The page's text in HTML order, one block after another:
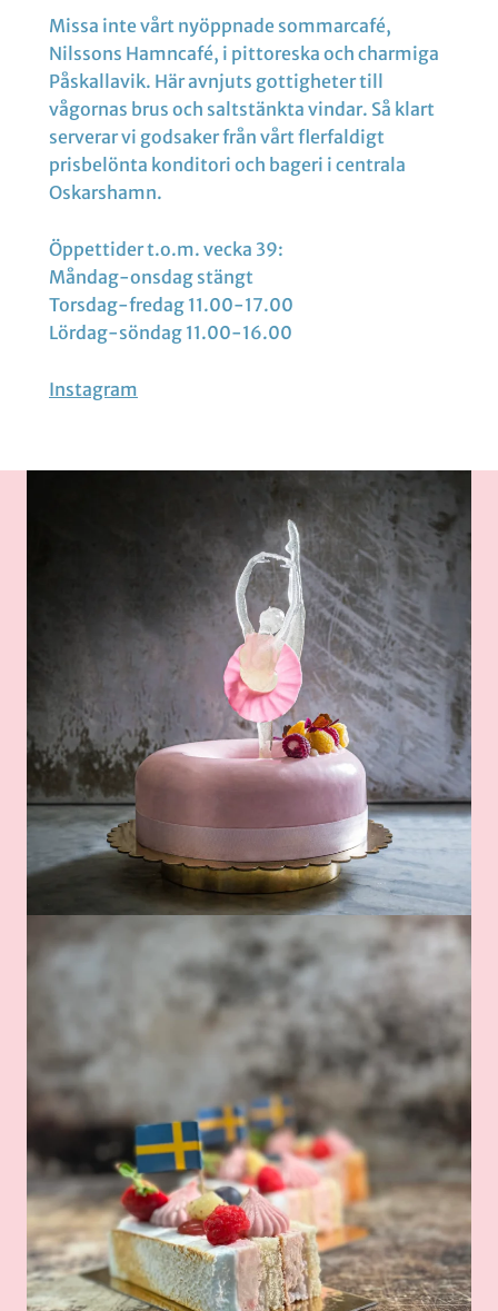
Missa inte vårt nyöppnade sommarcafé,
Nilssons Hamncafé, i pittoreska och charmiga
Påskallavik. Här avnjuts gottigheter till
vågornas brus och saltstänkta vindar. Så klart
serverar vi godsaker från vårt flerfaldigt
prisbelönta konditori och bageri i centrala
Oskarshamn.
Öppettider t.o.m. vecka 39:
Måndag-onsdag stängt
Torsdag-fredag 11.00-17.00
Lördag-söndag 11.00-16.00
Instagram